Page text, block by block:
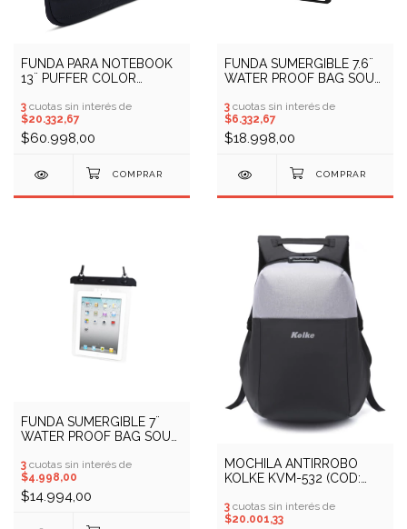
FUNDA PARA NOTEBOOK
13¨ PUFFER COLOR
10409959)
3 cuotas sin interés de
$20.332,67
$60.998,00
FUNDA SUMERGIBLE 7.6¨
WATER PROOF BAG SOUL
3 cuotas sin interés de
$6.332,67
$18.998,00
FUNDA SUMERGIBLE 7¨
WATER PROOF BAG SOUL
3 cuotas sin interés de
$4.998,00
$14.994,00
MOCHILA ANTIRROBO
KOLKE KVM-532 (COD:
3 cuotas sin interés de
$20.001,33